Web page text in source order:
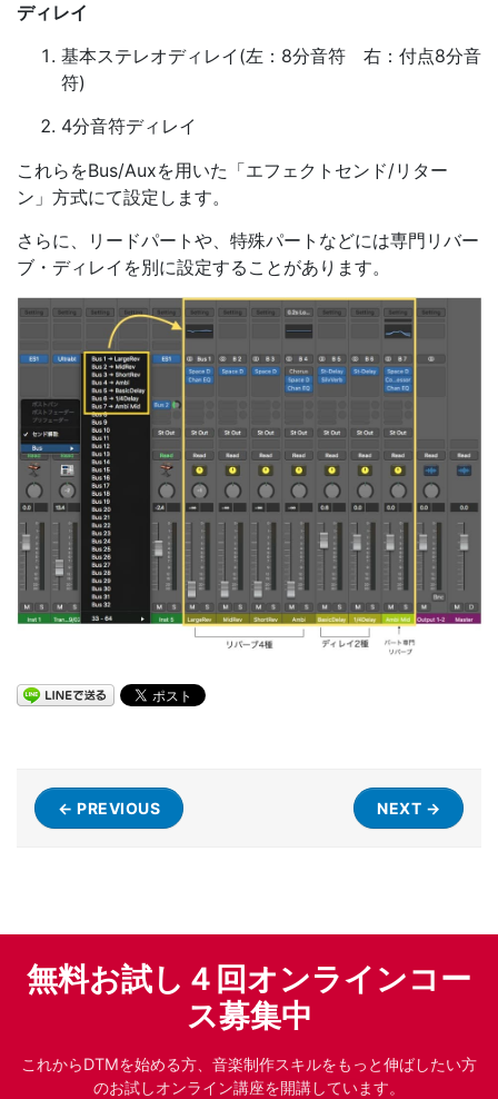
ディレイ
基本ステレオディレイ(左：8分音符 右：付点8分音
符)
4分音符ディレイ
これらをBus/Auxを用いた「エフェクトセンド/リター
ン」方式にて設定します。
さらに、リードパートや、特殊パートなどには専門リバー
ブ・ディレイを別に設定することがあります。
← PREVIOUS NEXT →
無料お試し４回オンラインコー
ス募集中
これからDTMを始める方、音楽制作スキルをもっと伸ばしたい方
のお試しオンライン講座を開講しています。